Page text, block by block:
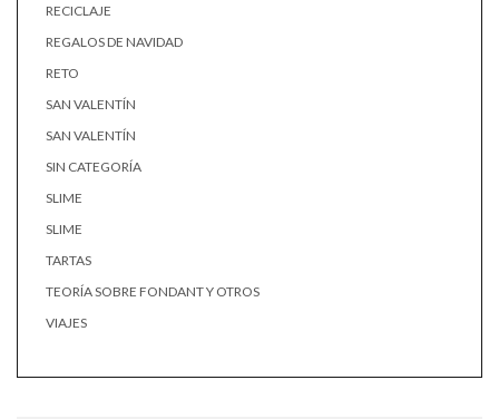
RECICLAJE
REGALOS DE NAVIDAD
RETO
SAN VALENTÍN
SAN VALENTÍN
SIN CATEGORÍA
SLIME
SLIME
TARTAS
TEORÍA SOBRE FONDANT Y OTROS
VIAJES